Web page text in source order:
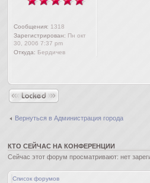
Сообщения: 1318
Зарегистрирован: Пн окт
30, 2006 7:37 pm
Откуда: Бердичев
Закрыто
Вернуться в Администрация города
КТО СЕЙЧАС НА КОНФЕРЕНЦИИ
Сейчас этот форум просматривают: нет
Список форумов